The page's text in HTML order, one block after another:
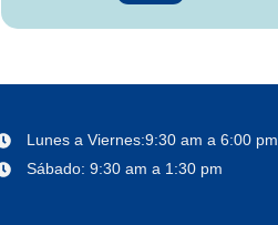
Lunes a Viernes:9:30 am a 6:00 pm
Sábado: 9:30 am a 1:30 pm